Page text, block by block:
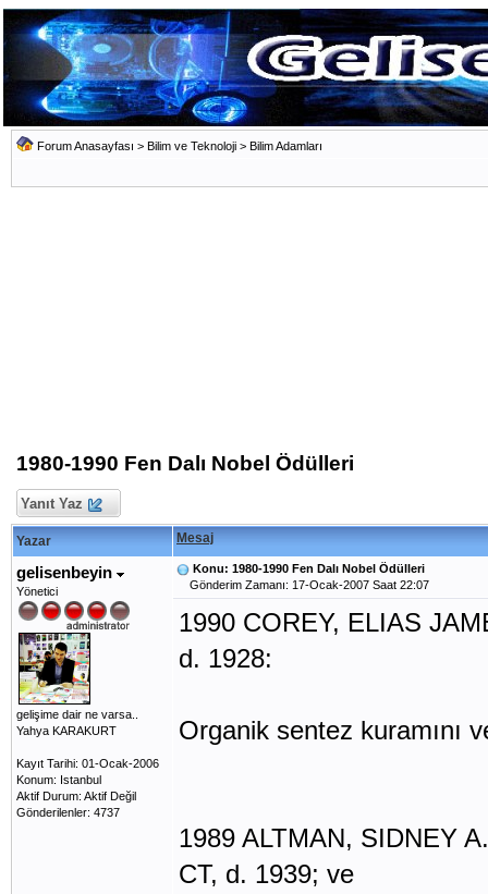
Forum Anasayfası > Bilim ve Teknoloji > Bilim Adamları
1980-1990 Fen Dalı Nobel Ödülleri
Yanıt Yaz
Yazar Mesaj
gelisenbeyin
Yönetici
gelişime dair ne varsa..
Yahya KARAKURT
Kayıt Tarihi: 01-Ocak-2006
Konum: Istanbul
Aktif Durum: Aktif Değil
Gönderilenler: 4737
Konu: 1980-1990 Fen Dalı Nobel Ödülleri
Gönderim Zamanı: 17-Ocak-2007 Saat 22:07
1990 COREY, ELIAS
d. 1928:
Organik sentez kuramını
1989 ALTMAN, SIDNEY
CT, d. 1939; ve